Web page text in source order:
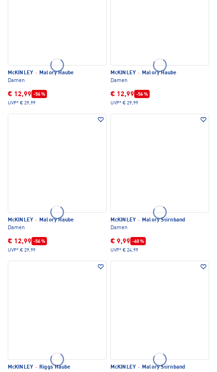
McKINLEY · Malory Haube
Damen
€ 12,99 -56 %
UVP* € 29,99
McKINLEY · Malory Haube
Damen
€ 12,99 -56 %
UVP* € 29,99
McKINLEY · Malory Haube
Damen
€ 12,99 -56 %
UVP* € 29,99
McKINLEY · Malory Stirnband
Damen
€ 9,99 -60 %
UVP* € 24,99
McKINLEY · Riggs Haube
McKINLEY · Malory Stirnband